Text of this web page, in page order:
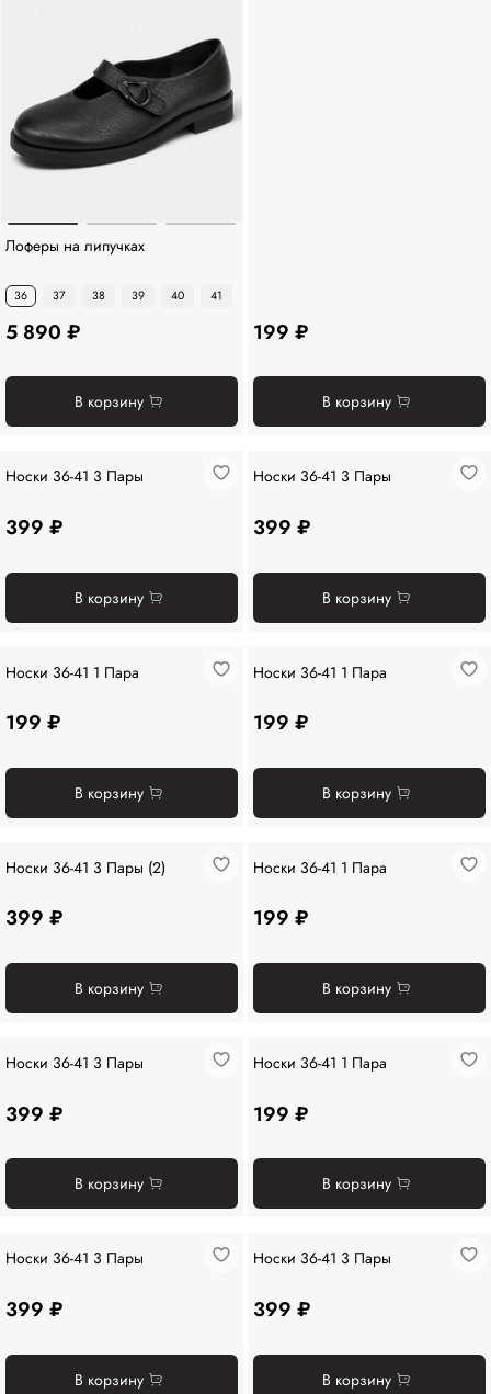
Лоферы на липучках
36 37 38 39 40 41
5 890 ₽
В корзину
199 ₽
В корзину
Носки 36-41 3 Пары
399 ₽
В корзину
Носки 36-41 3 Пары
399 ₽
В корзину
Носки 36-41 1 Пара
199 ₽
В корзину
Носки 36-41 1 Пара
199 ₽
В корзину
Носки 36-41 3 Пары (2)
399 ₽
В корзину
Носки 36-41 1 Пара
199 ₽
В корзину
Носки 36-41 3 Пары
399 ₽
В корзину
Носки 36-41 1 Пара
199 ₽
В корзину
Носки 36-41 3 Пары
399 ₽
В корзину
Носки 36-41 3 Пары
399 ₽
В корзину